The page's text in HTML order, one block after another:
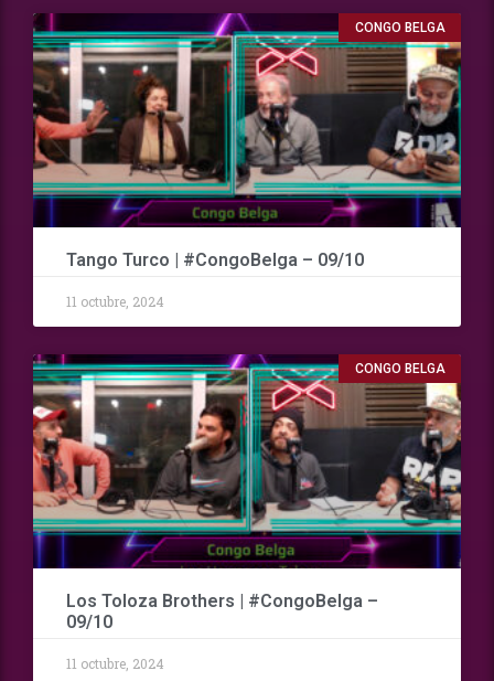
CONGO BELGA
Tango Turco | #CongoBelga – 09/10
11 octubre, 2024
CONGO BELGA
Los Toloza Brothers | #CongoBelga –
09/10
11 octubre, 2024